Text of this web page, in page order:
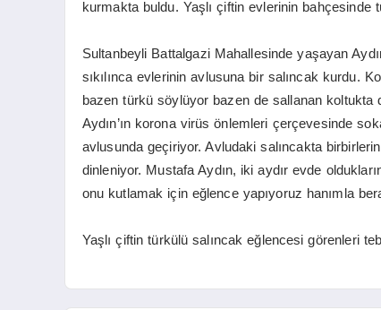
kurmakta buldu. Yaşlı çiftin evlerinin bahçesinde
Sultanbeyli Battalgazi Mahallesinde yaşayan
sıkılınca evlerinin avlusuna bir salıncak kurdu.
bazen türkü söylüyor bazen de sallanan koltukta
Aydın’ın korona virüs önlemleri çerçevesinde
avlusunda geçiriyor. Avludaki salıncakta
dinleniyor. Mustafa Aydın, iki aydır evde
onu kutlamak için eğlence yapıyoruz hanımla
Yaşlı çiftin türkülü salıncak eğlencesi görenleri